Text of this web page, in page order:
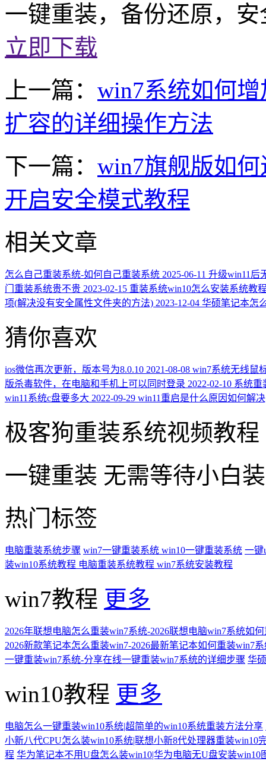
一键重装，备份还原，
立即下载
上一篇： win7系统如何
扩容的详细操作方法
下一篇： win7旗舰版如
开启安全模式教程
相关文章
怎么自己重装系统-如何自己重装系统 2025-06-11 升级win11后
门重装系统贵不贵 2023-02-15 重装系统win10怎么安装系统教
项(解决没有安全属性文件夹的方法) 2023-12-04 华硕笔记本怎
猜你喜欢
ios微信再次更新，版本号为8.0.10 2021-08-08 win7系统无线鼠
版杀毒软件，在电脑和手机上可以同时登录 2022-02-10 系统重
win11系统c盘要多大 2022-09-29 win11重启是什么原因如何解
极客狗重装系统视频教程
一键重装 无需等待小白
热门标签
电脑重装系统步骤 win7一键重装系统 win10一键重装系统 一键
装win10系统教程 电脑重装系统教程 win7系统安装教程
win7教程 更多
2026年联想电脑怎么重装win7系统-2026联想电脑win7系统如
2026新款笔记本怎么重装win7-2026最新笔记本如何重装win7
一键重装win7系统-分享在线一键重装win7系统的详细步骤 华
win10教程 更多
电脑怎么一键重装win10系统|超简单的win10系统重装方法分享
小新八代CPU怎么装win10系统|联想小新8代处理器重装win10
程 华为笔记本不用U盘怎么装win10|华为电脑无U盘安装win10